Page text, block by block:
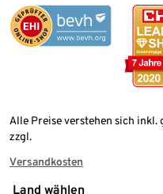
Alle Preise verstehen sich
zzgl.
Versandkosten
Land wählen